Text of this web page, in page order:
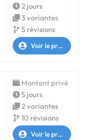
2 jours
3 variantes
5 révisions
Voir le profil
Montant privé
5 jours
2 variantes
10 révisions
Voir le profil